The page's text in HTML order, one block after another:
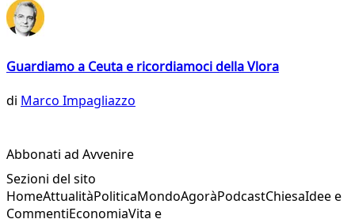
Guardiamo a Ceuta e ricordiamoci della Vlora
di Marco Impagliazzo
Abbonati ad Avvenire
Sezioni del sito
HomeAttualitàPoliticaMondoAgoràPodcastChiesaIdee e
CommentiEconomiaVita e